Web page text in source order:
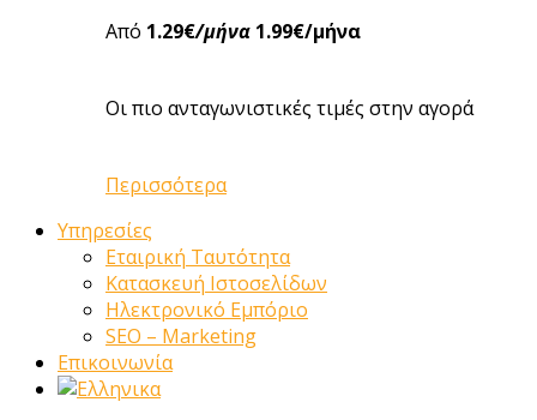
Από 1.29€/μήνα 1.99€/μήνα
Οι πιο ανταγωνιστικές τιμές στην αγορά
Περισσότερα
Υπηρεσίες
Εταιρική Ταυτότητα
Κατασκευή Ιστοσελίδων
Ηλεκτρονικό Εμπόριο
SEO – Marketing
Επικοινωνία